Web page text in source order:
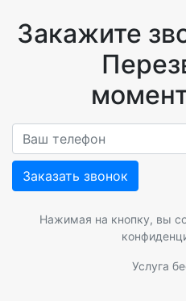
Закажите
Заказать звонок
Нажимая на кнопку, вы
Услуга